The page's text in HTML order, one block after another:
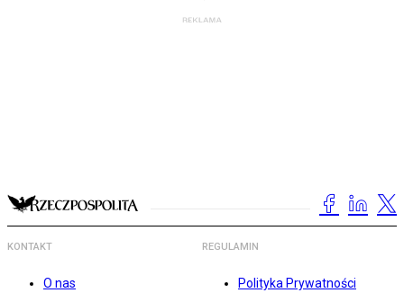
KONTAKT
O nas
REGULAMIN
Polityka Prywatności